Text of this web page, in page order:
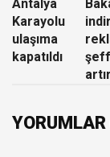
Antalya
Karayolu
ulaşıma
kapatıldı